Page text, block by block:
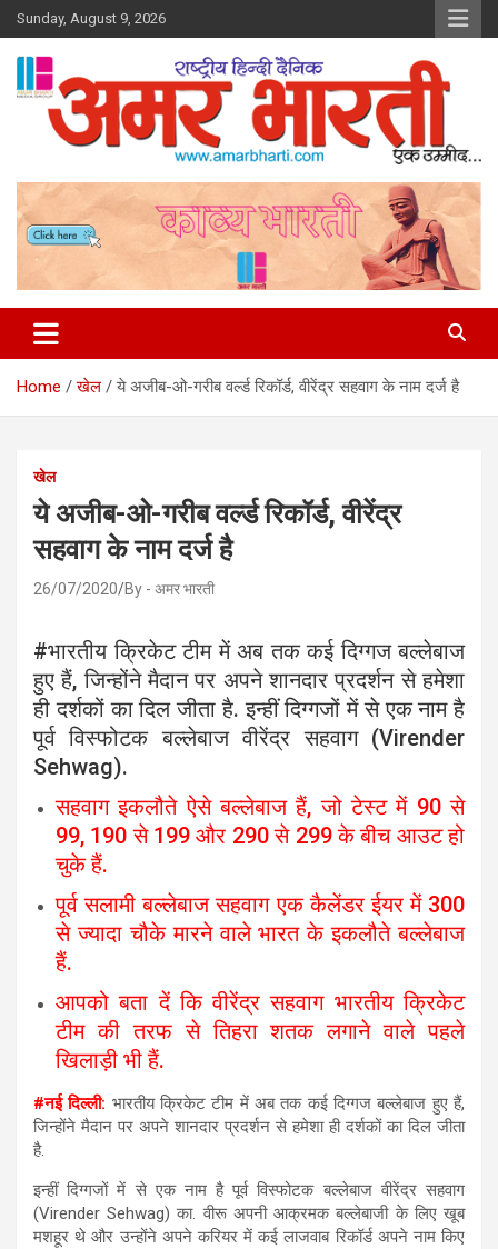
Skip
to
content
Sunday, August 9, 2026
Amar Bharti Media Group
Home खेल ये अजीब-ओ-गरीब व‌र्ल्ड रिकॉर्ड, वीरेंद्र सहवाग के नाम दर्ज है
खेल
ये अजीब-ओ-गरीब व‌र्ल्ड रिकॉर्ड, वीरेंद्र
सहवाग के नाम दर्ज है
26/07/2020 By - अमर भारती
#भारतीय क्रिकेट टीम में अब तक कई दिग्गज बल्लेबाज
हुए हैं, जिन्होंने मैदान पर अपने शानदार प्रदर्शन से हमेशा
ही दर्शकों का दिल जीता है. इन्हीं दिग्गजों में से एक नाम है
पूर्व विस्फोटक बल्लेबाज वीरेंद्र सहवाग (Virender
Sehwag).
सहवाग इकलौते ऐसे बल्लेबाज हैं, जो टेस्ट में 90 से
99, 190 से 199 और 290 से 299 के बीच आउट हो
चुके हैं.
पूर्व सलामी बल्लेबाज सहवाग एक कैलेंडर ईयर में 300
से ज्यादा चौके मारने वाले भारत के इकलौते बल्लेबाज
हैं.
आपको बता दें कि वीरेंद्र सहवाग भारतीय क्रिकेट
टीम की तरफ से तिहरा शतक लगाने वाले पहले
खिलाड़ी भी हैं.
#नई दिल्ली: भारतीय क्रिकेट टीम में अब तक कई दिग्गज बल्लेबाज हुए हैं,
जिन्होंने मैदान पर अपने शानदार प्रदर्शन से हमेशा ही दर्शकों का दिल जीता
है.
इन्हीं दिग्गजों में से एक नाम है पूर्व विस्फोटक बल्लेबाज वीरेंद्र सहवाग
(Virender Sehwag) का. वीरू अपनी आक्रमक बल्लेबाजी के लिए खूब
मशहूर थे और उन्होंने अपने करियर में कई लाजवाब रिकॉर्ड अपने नाम किए